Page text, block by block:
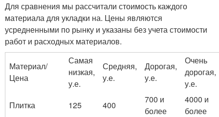
Для сравнения мы рассчитали стоимость каждого
материала для укладки на. Цены являются
усредненными по рынку и указаны без учета стоимости
работ и расходных материалов.
Материал/
Цена
Самая
низкая,
у.е.
Средняя,
у.е.
Дорогая,
у.е.
Очень
дорогая,
у.е.
Плитка
125 400
700 и
более
4000 и
более